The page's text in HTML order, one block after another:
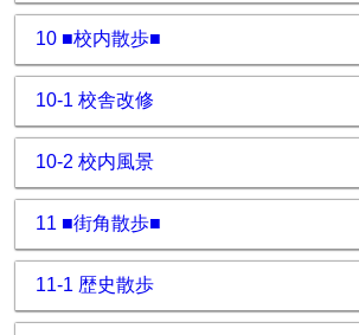
10 ■校内散歩■
10-1 校舎改修
10-2 校内風景
11 ■街角散歩■
11-1 歴史散歩